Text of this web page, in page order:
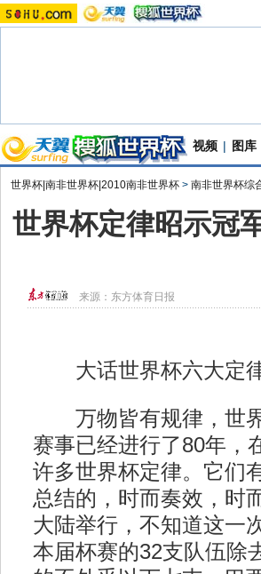
视频 | 图库
世界杯|南非世界杯|2010南非世界杯 > 南非世界杯综
世界杯定律昭示冠
来源： 东方体育日报
大话世界杯六大定
万物皆有规律，世界
赛事已经进行了80年，
许多世界杯定律。它们
总结的，时而奏效，时
大陆举行，不知道这一
本届杯赛的32支队伍除